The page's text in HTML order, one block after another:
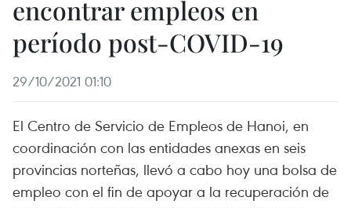
encontrar empleos en
período post-COVID-19
29/10/2021 01:10
El Centro de Servicio de Empleos de Hanoi, en
coordinación con las entidades anexas en seis
provincias norteñas, llevó a cabo hoy una bolsa de
empleo con el fin de apoyar a la recuperación de